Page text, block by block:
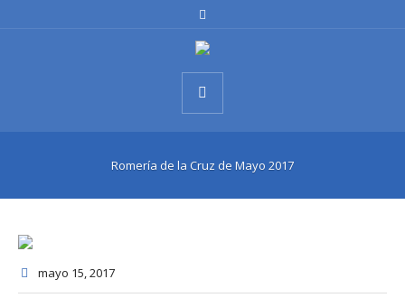
Romería de la Cruz de Mayo 2017
mayo 15 , 2017